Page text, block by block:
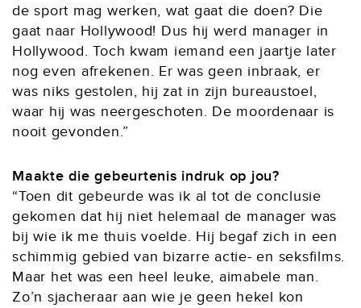
de sport mag werken, wat gaat die doen? Die
gaat naar Hollywood! Dus hij werd manager in
Hollywood. Toch kwam iemand een jaartje later
nog even afrekenen. Er was geen inbraak, er
was niks gestolen, hij zat in zijn bureaustoel,
waar hij was neergeschoten. De moordenaar is
nooit gevonden.”
Maakte die gebeurtenis indruk op jou?
“Toen dit gebeurde was ik al tot de conclusie
gekomen dat hij niet helemaal de manager was
bij wie ik me thuis voelde. Hij begaf zich in een
schimmig gebied van bizarre actie- en seksfilms.
Maar het was een heel leuke, aimabele man.
Zo’n sjacheraar aan wie je geen hekel kon